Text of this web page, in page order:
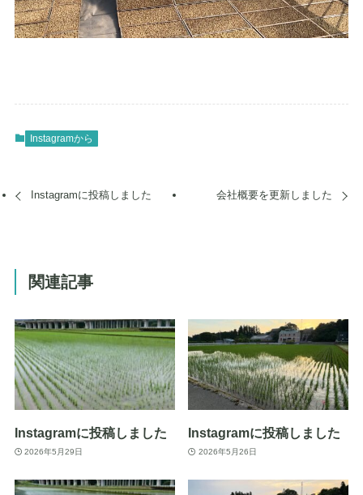
Instagramから
Instagramに投稿しました 会社概要を更新しました
関連記事
Instagramに投稿しました
2026年5月29日
Instagramに投稿しました
2026年5月26日